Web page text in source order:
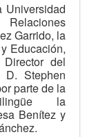
Universidad
Garrido, la
Educación,
del
D. Stephen
parte de la
la
Benítez y